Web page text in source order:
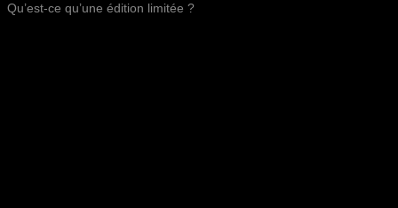
Qu’est-ce qu’une édition limitée ?